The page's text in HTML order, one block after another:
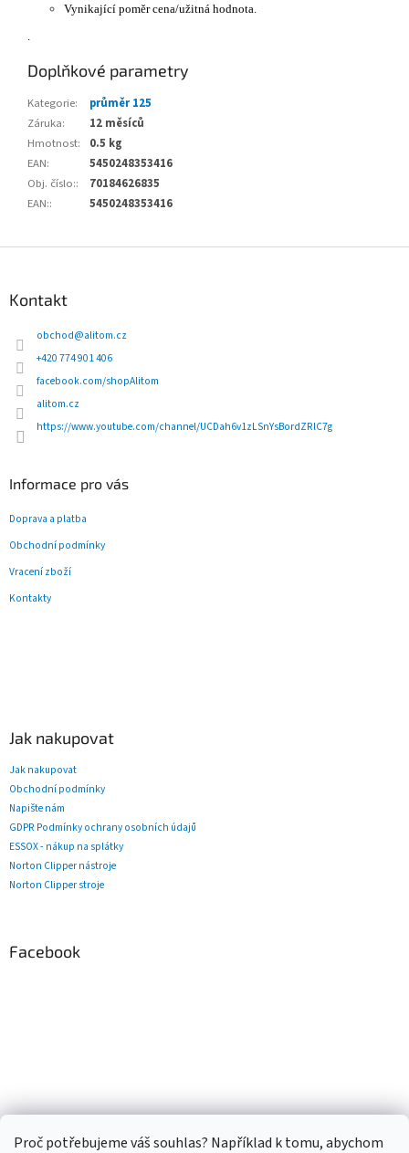
Proč potřebujeme váš souhlas? Například k tomu, abychom
Vynikající poměr cena/užitná hodnota.
.
Doplňkové parametry
Kategorie:
průměr 125
Záruka:
12 měsíců
Hmotnost:
0.5 kg
EAN:
5450248353416
Obj. číslo::
70184626835
EAN:: 5450248353416
Kontakt
obchod@alitom.cz
+420 774 901 406
facebook.com/shopAlitom
alitom.cz
https://www.youtube.com/channel/UCDah6v1zLSnYsBordZRlC7g
Informace pro vás
Doprava a platba
Obchodní podmínky
Vracení zboží
Kontakty
Jak nakupovat
Jak nakupovat
Obchodní podmínky
Napište nám
GDPR Podmínky ochrany osobních údajů
ESSOX - nákup na splátky
Norton Clipper nástroje
Norton Clipper stroje
Facebook